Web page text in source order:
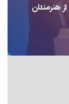
هنرمندان